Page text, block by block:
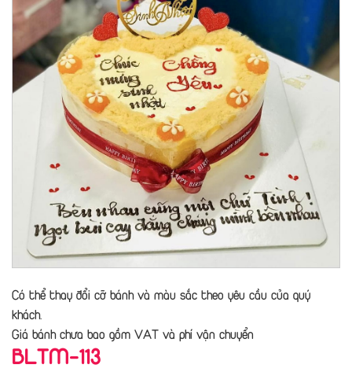
Có thể thay đổi cỡ bánh và màu sắc theo yêu cầu của quý
khách.
Giá bánh chưa bao gồm VAT và phí vận chuyển
BLTM-113